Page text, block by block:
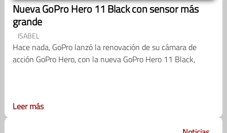
Nueva GoPro Hero 11 Black con sensor más
grande
ISABEL
Hace nada, GoPro lanzó la renovación de su cámara de
acción GoPro Hero, con la nueva GoPro Hero 11 Black,
Leer más